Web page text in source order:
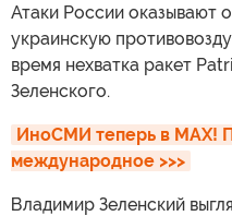
Атаки России оказывают
украинскую
время нехватка ракет
Зеленского.
ИноСМИ теперь в MAX!
международное >>>
Владимир Зеленский